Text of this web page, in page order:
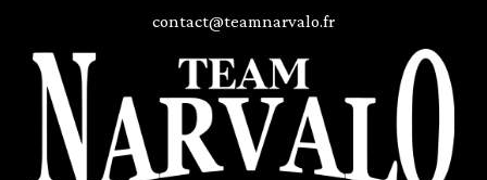
contact@teamnarvalo.fr